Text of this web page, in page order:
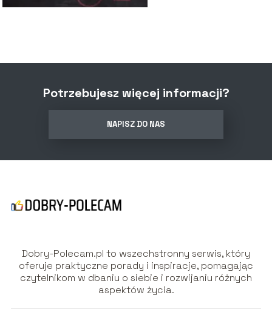
Potrzebujesz więcej informacji?
NAPISZ DO NAS
Dobry-Polecam.pl to wszechstronny serwis, który
oferuje praktyczne porady i inspiracje, pomagając
czytelnikom w dbaniu o siebie i rozwijaniu różnych
aspektów życia.